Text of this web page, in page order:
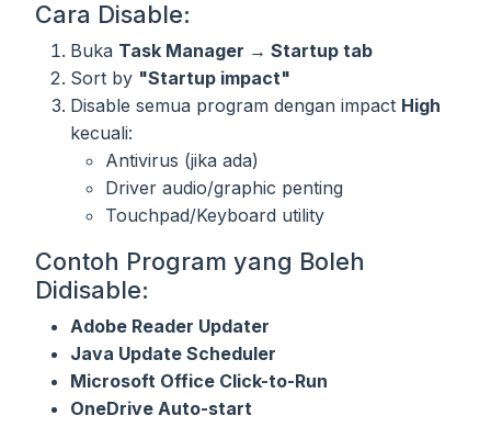
Cara Disable:
Buka Task Manager → Startup tab
Sort by "Startup impact"
Disable semua program dengan impact High
kecuali:
Antivirus (jika ada)
Driver audio/graphic penting
Touchpad/Keyboard utility
Contoh Program yang Boleh
Didisable:
Adobe Reader Updater
Java Update Scheduler
Microsoft Office Click-to-Run
OneDrive Auto-start